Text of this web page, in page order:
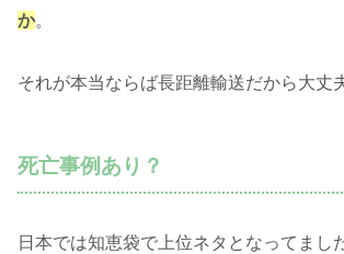
か。
それが本当ならば長距離輸送だから大丈
死亡事例あり？
日本では知恵袋で上位ネタとなってまし